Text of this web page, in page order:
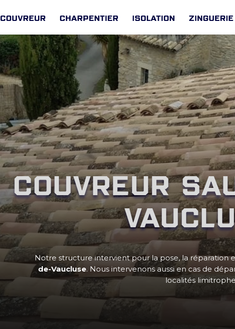
Couvreur Charpentier Isolation Zinguerie
Couvreur
Notre structure intervient pour la pose, la réparation
de-Vaucluse. Nous intervenons aussi en cas de
localités